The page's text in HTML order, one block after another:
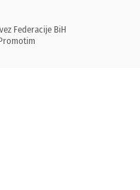
Federacije BiH